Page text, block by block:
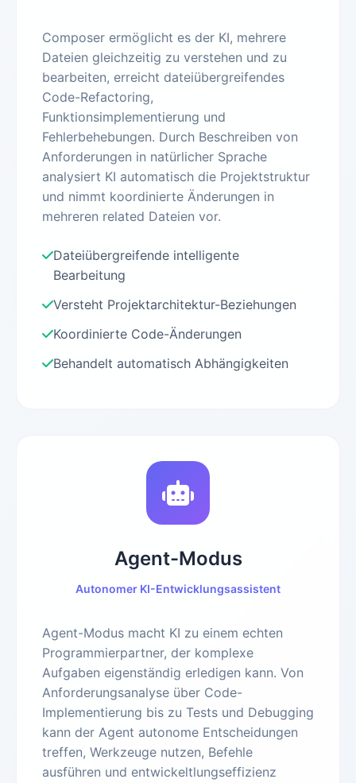
Composer ermöglicht es der KI, mehrere
Dateien gleichzeitig zu verstehen und zu
bearbeiten, erreicht dateiübergreifendes
Code-Refactoring,
Funktionsimplementierung und
Fehlerbehebungen. Durch Beschreiben von
Anforderungen in natürlicher Sprache
analysiert KI automatisch die Projektstruktur
und nimmt koordinierte Änderungen in
mehreren related Dateien vor.
Dateiübergreifende intelligente
Bearbeitung
Versteht Projektarchitektur-Beziehungen
Koordinierte Code-Änderungen
Behandelt automatisch Abhängigkeiten
Agent-Modus
Autonomer KI-Entwicklungsassistent
Agent-Modus macht KI zu einem echten
Programmierpartner, der komplexe
Aufgaben eigenständig erledigen kann. Von
Anforderungsanalyse über Code-
Implementierung bis zu Tests und Debugging
kann der Agent autonome Entscheidungen
treffen, Werkzeuge nutzen, Befehle
ausführen und entwickeltlungseffizienz